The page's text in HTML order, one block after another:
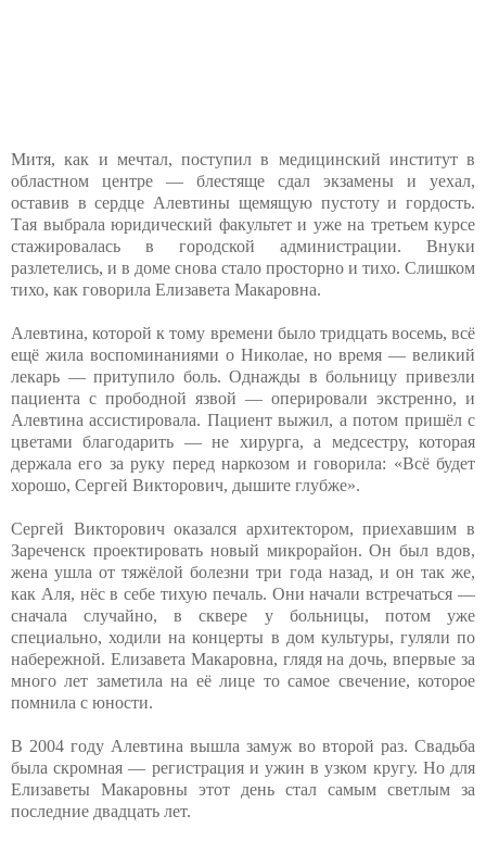
Митя, как и мечтал, поступил в медицинский институт в
областном центре — блестяще сдал экзамены и уехал,
оставив в сердце Алевтины щемящую пустоту и гордость.
Тая выбрала юридический факультет и уже на третьем курсе
стажировалась в городской администрации. Внуки
разлетелись, и в доме снова стало просторно и тихо. Слишком
тихо, как говорила Елизавета Макаровна.
Алевтина, которой к тому времени было тридцать восемь, всё
ещё жила воспоминаниями о Николае, но время — великий
лекарь — притупило боль. Однажды в больницу привезли
пациента с прободной язвой — оперировали экстренно, и
Алевтина ассистировала. Пациент выжил, а потом пришёл с
цветами благодарить — не хирурга, а медсестру, которая
держала его за руку перед наркозом и говорила: «Всё будет
хорошо, Сергей Викторович, дышите глубже».
Сергей Викторович оказался архитектором, приехавшим в
Зареченск проектировать новый микрорайон. Он был вдов,
жена ушла от тяжёлой болезни три года назад, и он так же,
как Аля, нёс в себе тихую печаль. Они начали встречаться —
сначала случайно, в сквере у больницы, потом уже
специально, ходили на концерты в дом культуры, гуляли по
набережной. Елизавета Макаровна, глядя на дочь, впервые за
много лет заметила на её лице то самое свечение, которое
помнила с юности.
В 2004 году Алевтина вышла замуж во второй раз. Свадьба
была скромная — регистрация и ужин в узком кругу. Но для
Елизаветы Макаровны этот день стал самым светлым за
последние двадцать лет.